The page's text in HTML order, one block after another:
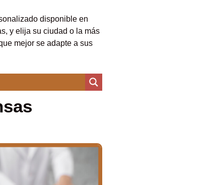
disponible en
y elija su ciudad o la más
mejor se adapte a sus